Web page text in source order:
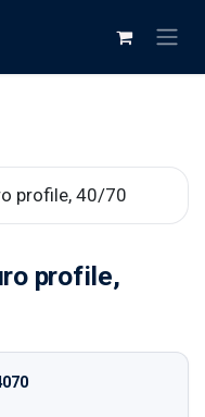
profile,